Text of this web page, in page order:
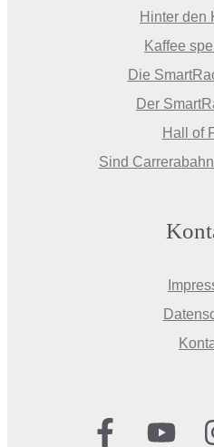
Hinter den
Kaffee
Die
Der
Hall of
Sind